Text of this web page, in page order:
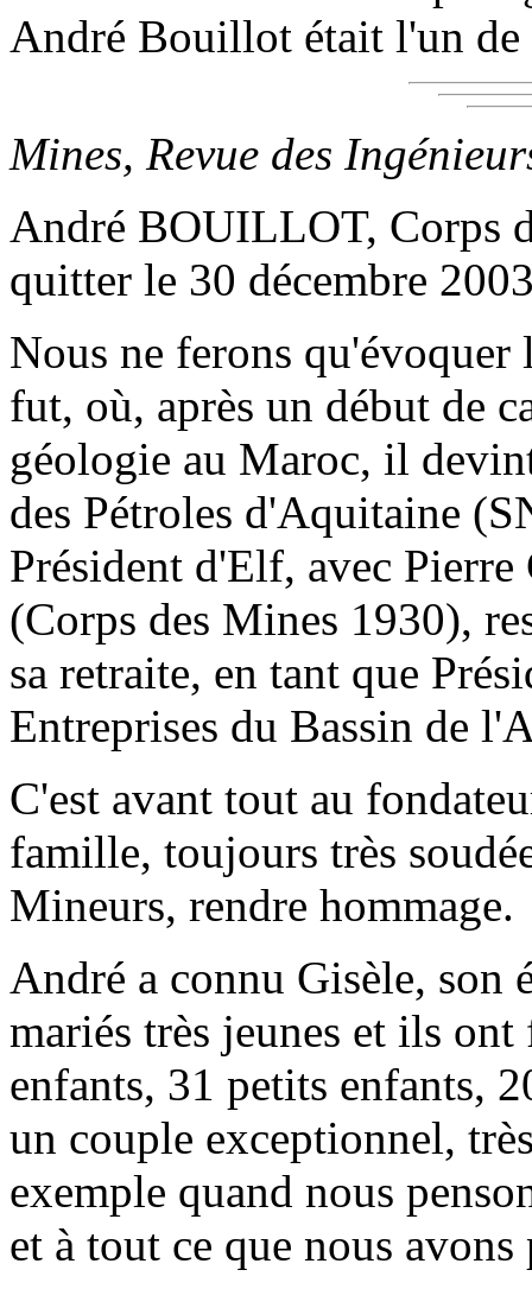
André Bouillot était l'un de
Mines, Revue des
André BOUILLOT, Corps
quitter le 30 décembre
Nous ne ferons
fut, où, après un début de
géologie au Maroc, il
des Pétroles d'Aquitaine
Président d'Elf, avec
(Corps des Mines 1930),
sa retraite, en tant que
Entreprises du Bassin de
C'est avant tout au
famille, toujours très
Mineurs, rendre hommage.
André a connu Gisèle, son
mariés très jeunes et ils
enfants, 31 petits enfants,
un couple exceptionnel,
exemple quand nous
et à tout ce que nous